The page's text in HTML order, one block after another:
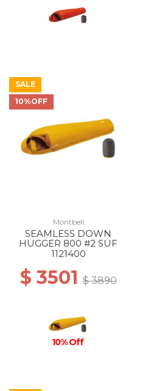
SALE
10%OFF
Montbell
SEAMLESS DOWN
HUGGER 800 #2 SUF
1121400
$ 3501$ 3890
10% Off